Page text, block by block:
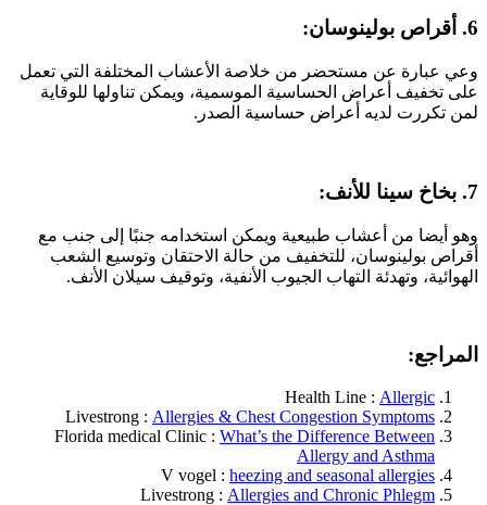
6. أقراص بولينوسان:
وعي عبارة عن مستحضر من خلاصة الأعشاب المختلفة التي تعمل
على تخفيف أعراض الحساسية الموسمية، ويمكن تناولها للوقاية
لمن تكررت لديه أعراض حساسية الصدر.
7. بخاخ سينا للأنف:
وهو أيضا من أعشاب طبيعية ويمكن استخدامه جنبًا إلى جنب مع
أقراص بولينوسان، للتخفيف من حالة الاحتقان وتوسيع الشعب
الهوائية، وتهدئة التهاب الجيوب الأنفية، وتوقيف سيلان الأنف.
المراجع:
Health Line : Allergic
Livestrong : Allergies & Chest Congestion Symptoms
Florida medical Clinic : What’s the Difference Between
Allergy and Asthma
V vogel : heezing and seasonal allergies
Livestrong : Allergies and Chronic Phlegm